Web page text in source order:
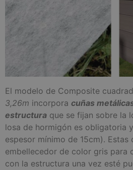
El modelo de Composite
3,26m incorpora cuñas
estructura que se fijan sobre la
losa de hormigón es obligatoria
espesor mínimo de 15cm). Estas
embellecedor de color gris para
con la estructura una vez esté